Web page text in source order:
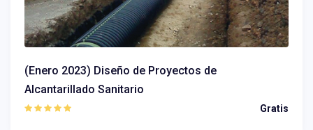
(Enero 2023) Diseño de Proyectos de
Alcantarillado Sanitario
Gratis